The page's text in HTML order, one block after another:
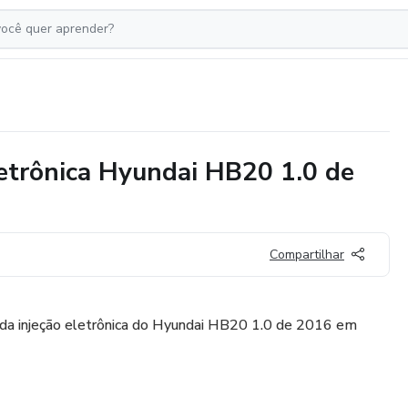
Hyundai HB20 1.0 de
Compartilhar
injeção eletrônica do Hyundai HB20 1.0 de 2016 em